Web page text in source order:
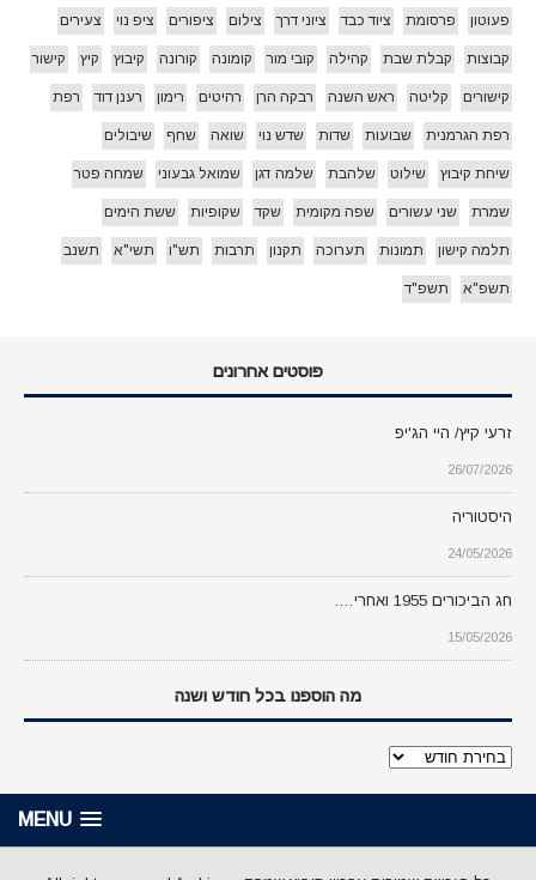
פעוטון פרסומת ציוד כבד ציוני דרך צילום ציפורים ציפ נוי צעירים
קבוצות קבלת שבת קהילה קובי מור קומונה קורונה קיבוץ קיץ קישור
קישורים קליטה ראש השנה רבקה הרן רהיטים רימון רענן דוד רפת
רפת הגרמנית שבועות שדות שדש נוי שואה שחף שיבולים
שיחת קיבוץ שילוט שלהבת שלמה דגן שמואל גבעוני שמחה פטר
שמרת שני עשורים שפה מקומית שקד שקופיות ששת הימים
תלמה קישון תמונות תערוכה תקנון תרבות תש"ו תשי"א תשנב
תשפ"א תשפ"ד
פוסטים אחרונים
זרעי קיץ/ היי הג'יפ
26/07/2026
היסטוריה
24/05/2026
חג הביכורים 1955 ואחרי….
15/05/2026
מה הוספנו בכל חודש ושנה
מה
ושנה
MENU